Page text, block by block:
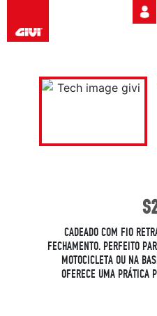
CADEADO COM FIO
FECHAMENTO. PERFEITO
MOTOCICLETA OU NA
OFERECE UMA PRÁTICA